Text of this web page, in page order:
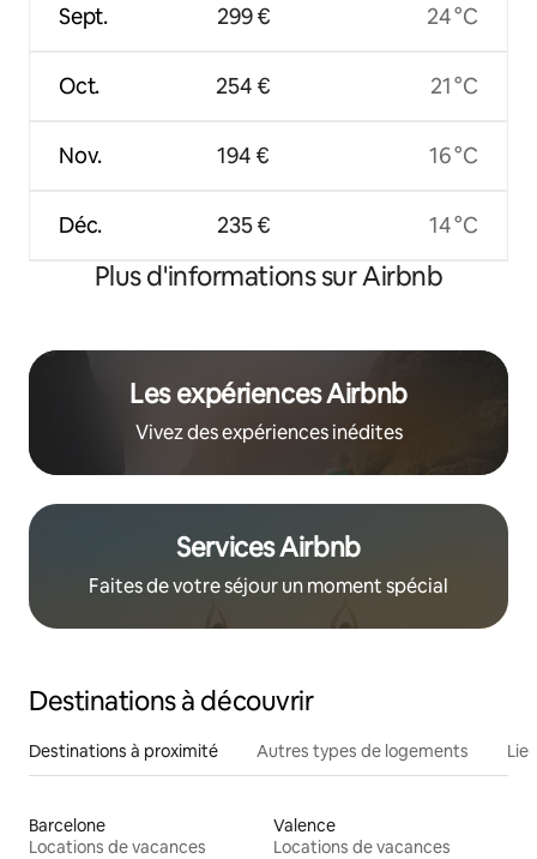
Sept.
Oct.
Nov.
Déc.
299 €
254 €
194 €
235 €
24 °C
21 °C
16 °C
14 °C
Plus d'informations sur Airbnb
Les expériences Airbnb
Vivez des expériences inédites
Services Airbnb
Faites de votre séjour un moment spécial
Destinations à découvrir
Destinations à proximité Autres types de logements
Barcelone
Locations de vacances
Valence
Locations de vacances